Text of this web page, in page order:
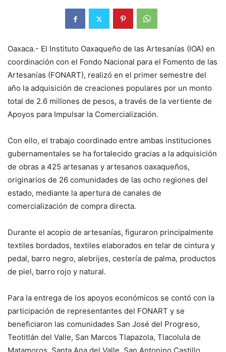
Oaxaca.- El Instituto Oaxaqueño de las Artesanías (IOA) en
coordinación con el Fondo Nacional para el Fomento de las
Artesanías (FONART), realizó en el primer semestre del
año la adquisición de creaciones populares por un monto
total de 2.6 millones de pesos, a través de la vertiente de
Apoyos para Impulsar la Comercialización.
Con ello, el trabajo coordinado entre ambas instituciones
gubernamentales se ha fortalecido gracias a la adquisición
de obras a 425 artesanas y artesanos oaxaqueños,
originarios de 26 comunidades de las ocho regiones del
estado, mediante la apertura de canales de
comercialización de compra directa.
Durante el acopio de artesanías, figuraron principalmente
textiles bordados, textiles elaborados en telar de cintura y
pedal, barro negro, alebrijes, cestería de palma, productos
de piel, barro rojo y natural.
Para la entrega de los apoyos económicos se contó con la
participación de representantes del FONART y se
beneficiaron las comunidades San José del Progreso,
Teotitlán del Valle, San Marcos Tlapazola, Tlacolula de